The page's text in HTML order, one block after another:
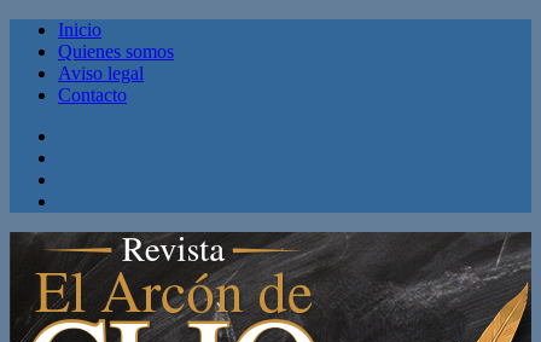
Inicio
Quienes somos
Aviso legal
Contacto